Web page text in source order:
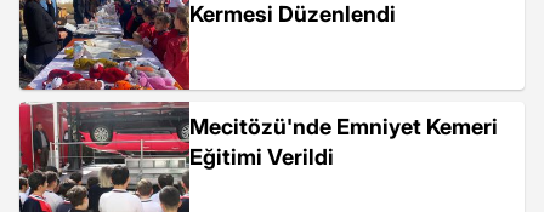
Kermesi Düzenlendi
Mecitözü'nde Emniyet Kemeri
Eğitimi Verildi